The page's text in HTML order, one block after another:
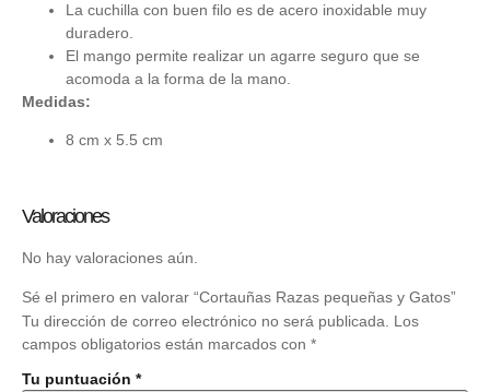
La cuchilla con buen filo es de acero inoxidable muy
duradero.
El mango permite realizar un agarre seguro que se
acomoda a la forma de la mano.
Medidas:
8 cm x 5.5 cm
Valoraciones
No hay valoraciones aún.
Sé el primero en valorar “Cortauñas Razas pequeñas y Gatos”
Tu dirección de correo electrónico no será publicada.
Los
campos obligatorios están marcados con *
Tu puntuación *